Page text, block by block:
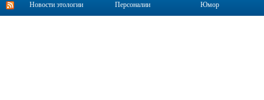
Новости этологии Персоналии Юмор